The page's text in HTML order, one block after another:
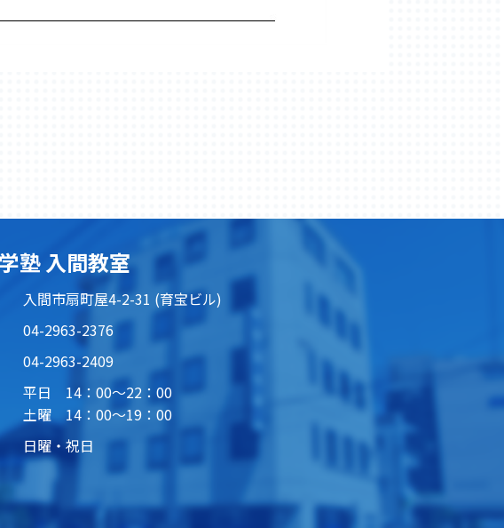
塾 入間教室
入間市扇町屋4-2-31 (育宝ビル)
04-2963-2376
04-2963-2409
平日 14：00～22：00
土曜 14：00～19：00
日曜・祝日